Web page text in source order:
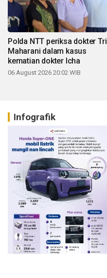
Polda NTT periksa dokter Tri
Maharani dalam kasus
kematian dokter Icha
06 August 2026 20:02 WIB
Infografik